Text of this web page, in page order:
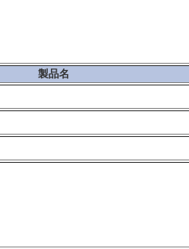
製品名